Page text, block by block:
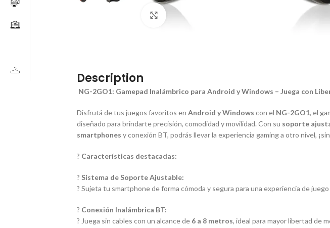
Click to enlarge
Description
NG-2GO1: Gamepad Inalámbrico para Android y Windows – Juega con
Disfrutá de tus juegos favoritos en Android y Windows con el NG-2GO1, el
diseñado para brindarte precisión, comodidad y movilidad. Con su soporte
smartphones y conexión BT, podrás llevar la experiencia gaming a otro nivel,
? Características destacadas:
? Sistema de Soporte Ajustable:
? Sujeta tu smartphone de forma cómoda y segura para una experiencia de
? Conexión Inalámbrica BT:
? Juega sin cables con un alcance de 6 a 8 metros, ideal para mayor libertad de